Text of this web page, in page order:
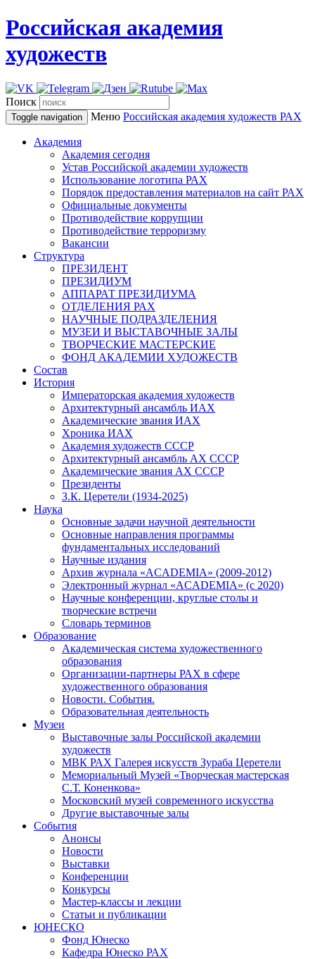
Российская академия
художеств
Поиск
Toggle navigation Меню Российская академия художеств РАХ
Академия
Академия сегодня
Устав Российской академии художеств
Использование логотипа РАХ
Порядок предоставления материалов на сайт РАХ
Официальные документы
Противодействие коррупции
Противодействие терроризму
Вакансии
Структура
ПРЕЗИДЕНТ
ПРЕЗИДИУМ
АППАРАТ ПРЕЗИДИУМА
ОТДЕЛЕНИЯ РАХ
НАУЧНЫЕ ПОДРАЗДЕЛЕНИЯ
МУЗЕИ И ВЫСТАВОЧНЫЕ ЗАЛЫ
ТВОРЧЕСКИЕ МАСТЕРСКИЕ
ФОНД АКАДЕМИИ ХУДОЖЕСТВ
Состав
История
Императорская академия художеств
Архитектурный ансамбль ИАХ
Академические звания ИАХ
Хроника ИАХ
Академия художеств СССР
Архитектурный ансамбль АХ СССР
Академические звания АХ СССР
Президенты
З.К. Церетели (1934-2025)
Наука
Основные задачи научной деятельности
Основные направления программы
фундаментальных исследований
Научные издания
Архив журнала «ACADEMIA» (2009-2012)
Электронный журнал «ACADEMIA» (с 2020)
Научные конференции, круглые столы и
творческие встречи
Словарь терминов
Образование
Академическая система художественного
образования
Организации-партнеры РАХ в сфере
художественного образования
Новости. События.
Образовательная деятельность
Музеи
Выставочные залы Российской академии
художеств
МВК РАХ Галерея искусств Зураба Церетели
Мемориальный Музей «Творческая мастерская
С.Т. Коненкова»
Московский музей современного искусства
Другие выставочные залы
События
Анонсы
Новости
Выставки
Конференции
Конкурсы
Мастер-классы и лекции
Статьи и публикации
ЮНЕСКО
Фонд Юнеско
Кафедра Юнеско РАХ